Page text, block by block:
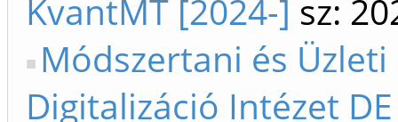
KvantMT [2024-] sz:
Módszertani és Üzleti
Digitalizáció Intézet